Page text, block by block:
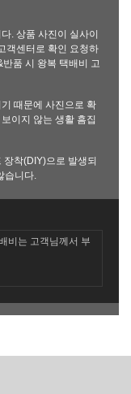
. 상품 사진이 실사이
객센터로 확인 요청하
품 시 왕복 택배비 고
때문에 사진으로 확
이지 않는 생활 흠집
착(DIY)으로 발생되
습니다.
비는 고객님께서 부